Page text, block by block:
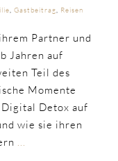
, Gastbeitrag, Reisen
Partner und
Jahren auf
Teil des
Momente
Digital Detox auf
wie sie ihren
...